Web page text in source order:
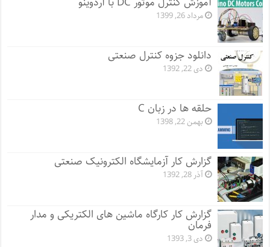
مرداد 26, 1399
دانلود جزوه کنترل صنعتی
دی 22, 1392
حلقه ها در زبان C
بهمن 22, 1398
گزارش کار آزمایشگاه الکترونیک صنعتی
آذر 28, 1392
گزارش کار کارگاه ماشین های الکتریکی و مدار
فرمان
دی 3, 1393